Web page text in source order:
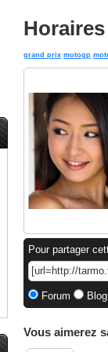
grand prix motogp
Pour partager
Forum
Vous aimerez